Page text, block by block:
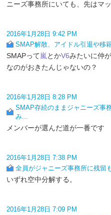
ニーズ事務所にいても、先はマ
2016年1月28日 9:42 PM
SMAP解散、アイドル引退や移
SMAPって嵐 とかV6みたいに仲
なのがおきたんじゃないの？
2016年1月28日 8:28 PM
SMAP存続のままジャニーズ事
み...
メンバーが選んだ道が一番です
2016年1月28日 7:38 PM
全員がジャニーズ事務所に残留
いずれ空中分解する。
2016年1月28日 7:09 PM